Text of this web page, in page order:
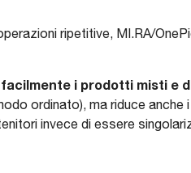
ripetitive, MI.RA/
i prodotti misti e
ordinato), ma riduce
invece di essere